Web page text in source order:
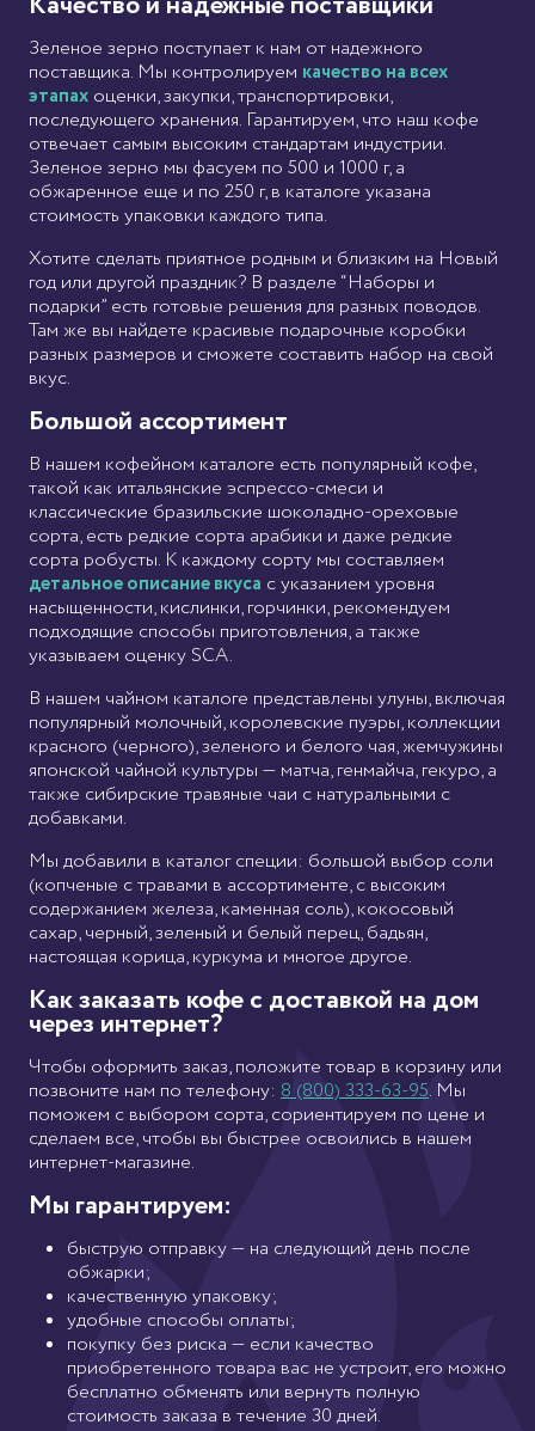
Зеленое зерно поступает к нам от надежного
поставщика. Мы контролируем качество на всех
этапах оценки, закупки, транспортировки,
последующего хранения. Гарантируем, что наш кофе
отвечает самым высоким стандартам индустрии.
Зеленое зерно мы фасуем по 500 и 1000 г, а
обжаренное еще и по 250 г, в каталоге указана
стоимость упаковки каждого типа.
Хотите сделать приятное родным и близким на Новый
год или другой праздник? В разделе “Наборы и
подарки” есть готовые решения для разных поводов.
Там же вы найдете красивые подарочные коробки
разных размеров и сможете составить набор на свой
вкус.
Большой ассортимент
В нашем кофейном каталоге есть популярный кофе,
такой как итальянские эспрессо-смеси и
классические бразильские шоколадно-ореховые
сорта, есть редкие сорта арабики и даже редкие
сорта робусты. К каждому сорту мы составляем
детальное описание вкуса с указанием уровня
насыщенности, кислинки, горчинки, рекомендуем
подходящие способы приготовления, а также
указываем оценку SCA.
В нашем чайном каталоге представлены улуны, включая
популярный молочный, королевские пуэры, коллекции
красного (черного), зеленого и белого чая, жемчужины
японской чайной культуры — матча, генмайча, гекуро, а
также сибирские травяные чаи с натуральными с
добавками.
Мы добавили в каталог специи: большой выбор соли
(копченые с травами в ассортименте, с высоким
содержанием железа, каменная соль), кокосовый
сахар, черный, зеленый и белый перец, бадьян,
настоящая корица, куркума и многое другое.
Как заказать кофе с доставкой на дом
через интернет?
Чтобы оформить заказ, положите товар в корзину или
позвоните нам по телефону: 8 (800) 333-63-95. Мы
поможем с выбором сорта, сориентируем по цене и
сделаем все, чтобы вы быстрее освоились в нашем
интернет-магазине.
Мы гарантируем:
быструю отправку — на следующий день после
обжарки;
качественную упаковку;
удобные способы оплаты;
покупку без риска — если качество
приобретенного товара вас не устроит, его можно
бесплатно обменять или вернуть полную
стоимость заказа в течение 30 дней.